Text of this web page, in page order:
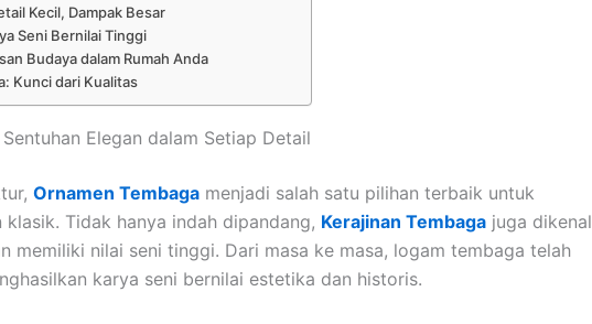
Kecil, Dampak Besar
Seni Bernilai Tinggi
Budaya dalam Rumah Anda
Kunci dari Kualitas
Elegan dalam Setiap Detail
Ornamen Tembaga menjadi salah satu pilihan terbaik untuk
Tidak hanya indah dipandang, Kerajinan Tembaga juga dikenal
memiliki nilai seni tinggi. Dari masa ke masa, logam tembaga telah
karya seni bernilai estetika dan historis.